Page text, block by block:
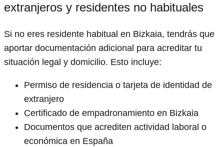
extranjeros y residentes no habituales
Si no eres residente habitual en Bizkaia, tendrás que
aportar documentación adicional para acreditar tu
situación legal y domicilio. Esto incluye:
Permiso de residencia o tarjeta de identidad de
extranjero
Certificado de empadronamiento en Bizkaia
Documentos que acrediten actividad laboral o
económica en España